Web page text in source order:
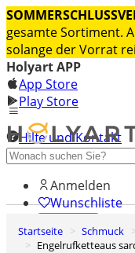
gesamte Sortiment.
solange der Vorrat
Holyart APP
App Store
Play Store
Hilfe und Kontakt
Entdecken Sie
Anmelden
Wunschliste
0
Warenkorb
Startseite Schmuck
Engelrufketteaus